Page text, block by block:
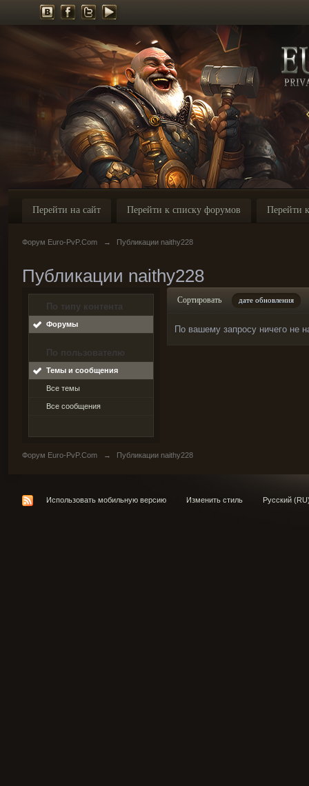
Перейти на сайт Перейти к списку форумов Перейти
Форум Euro-PvP.Com → Публикации naithy228
Публикации naithy228
По типу контента
Форумы
По пользователю
Темы и сообщения
Все темы
Все сообщения
Сортировать дате обновления
По вашему запросу ничего не
Форум Euro-PvP.Com → Публикации naithy228
Использовать мобильную версию Изменить стиль Русский